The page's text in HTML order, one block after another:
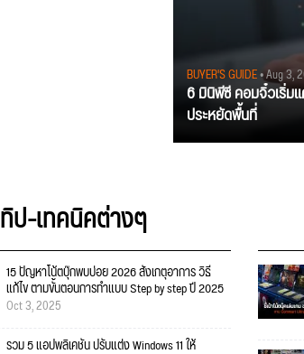
BUYER'S GUIDE• Aug 3,
6 มินิพีซี คอมจิ๋วเริ่ม
ประหยัดพื้นที่
ทิป-เทคนิคต่างๆ
15 ปัญหาโน้ตบุ๊กพบบ่อย 2026 สังเกตุอาการ วิธี
แก้ไข ตามขั้นตอนการทำแบบ Step by step ปี 2025
Oct 3, 2025
รวม 5 แอปพลิเคชัน ปรับแต่ง Windows 11 ให้